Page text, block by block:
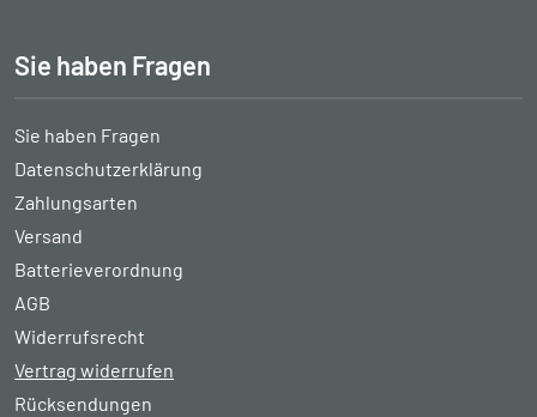
Sie haben Fragen
Sie haben Fragen
Datenschutzerklärung
Zahlungsarten
Versand
Batterieverordnung
AGB
Widerrufsrecht
Vertrag widerrufen
Rücksendungen